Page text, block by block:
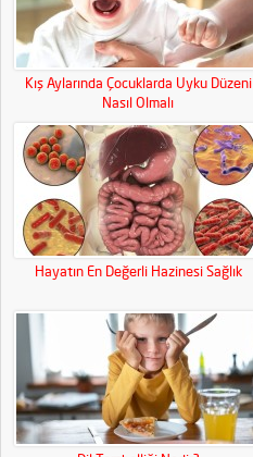
Kış Aylarında Çocuklarda Uyku Düzeni
Nasıl Olmalı
Hayatın En Değerli Hazinesi Sağlık